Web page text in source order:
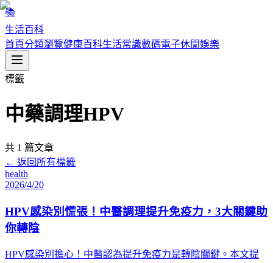
📚
生活百科
首頁分類瀏覽健康百科生活常識數碼電子休閒娛樂
標籤
中藥調理HPV
共 1 篇文章
← 返回所有標籤
health
2026/4/20
HPV感染別慌張！中醫調理提升免疫力，3大關鍵助
你轉陰
HPV感染別擔心！中醫認為提升免疫力是轉陰關鍵。本文提